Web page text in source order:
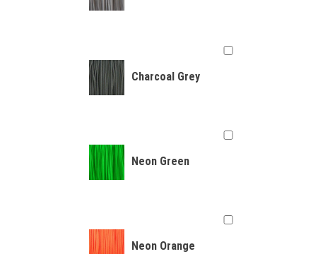
Charcoal Grey
Neon Green
Neon Orange